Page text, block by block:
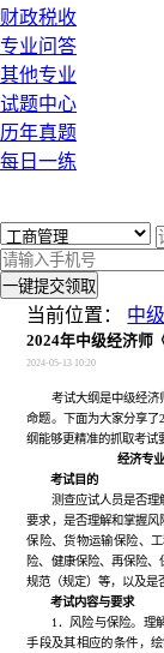
财政税收
专业问答
其他专业
试题中心
历年真题
每日一练
一键提交领取
当前位置： 中
2024年中级经济师
2024-05-13 10:20
考试大纲是中级经济师
命题。下面为大家分享了
纲能够更精准的抓取考试
经济专
考试目的
测查应试人员是否理解
要求，是否理解和掌握
保险、货物运输保险、
险、健康保险、再保险、
规范（规定）等，以及是
考试内容与要求
1．风险与保险。理解
手段及其相应的条件，